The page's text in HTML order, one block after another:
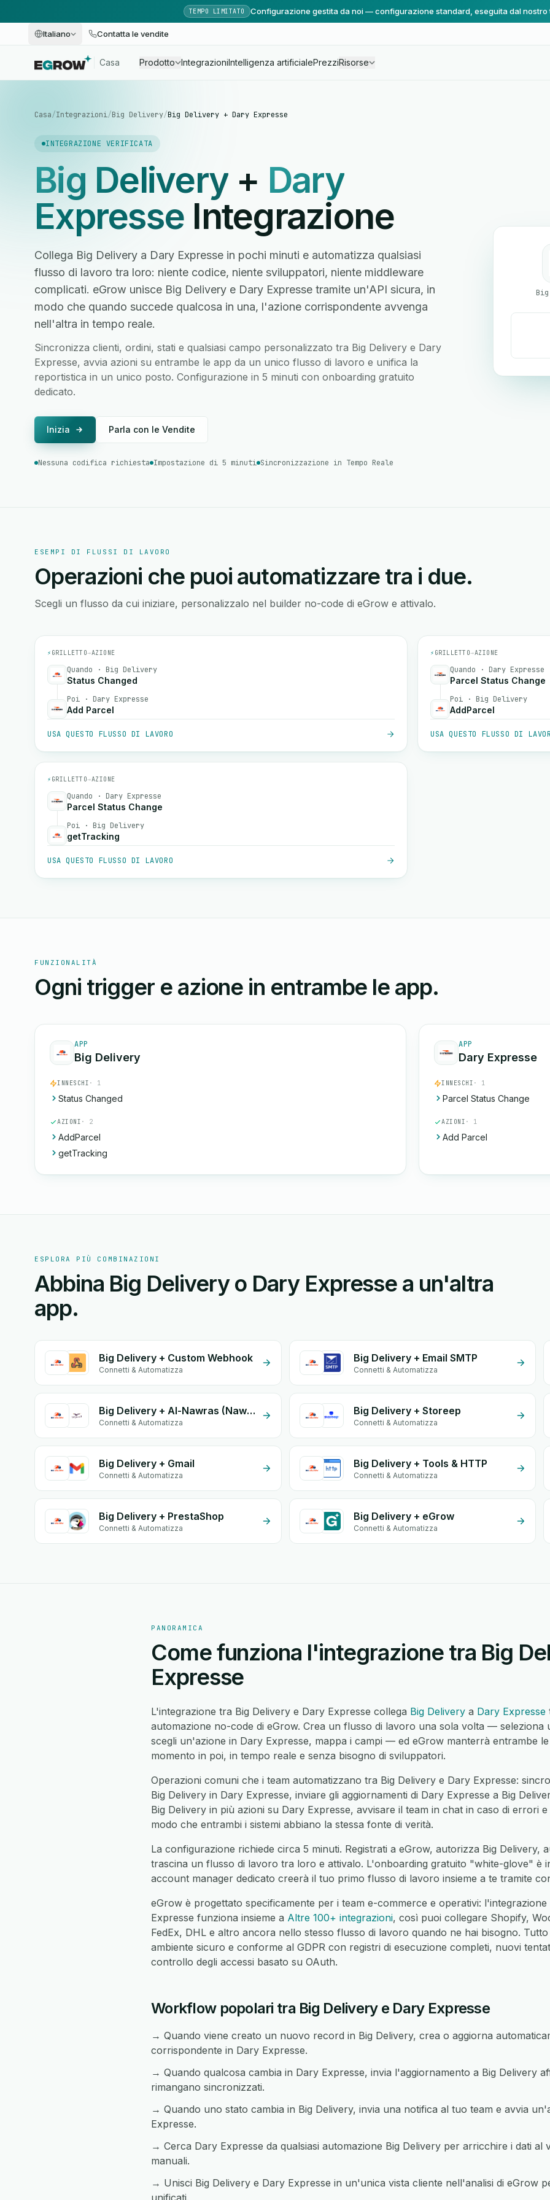
TEMPO LIMITATO Configurazione gestita da noi — configurazione standard, eseguita dal nostro
Italiano Contatta le vendite
Casa Prodotto IntegrazioniIntelligenza artificialePrezziRisorse
Casa/Integrazioni/Big Delivery/Big Delivery + Dary Expresse
INTEGRAZIONE VERIFICATA
Big Delivery + Dary
Expresse Integrazione
Collega Big Delivery a Dary Expresse in pochi minuti e automatizza qualsiasi
flusso di lavoro tra loro: niente codice, niente sviluppatori, niente middleware
complicati. eGrow unisce Big Delivery e Dary Expresse tramite un'API sicura, in
modo che quando succede qualcosa in una, l'azione corrispondente avvenga
nell'altra in tempo reale.
Sincronizza clienti, ordini, stati e qualsiasi campo personalizzato tra Big Delivery e Dary
Expresse, avvia azioni su entrambe le app da un unico flusso di lavoro e unifica la
reportistica in un unico posto. Configurazione in 5 minuti con onboarding gratuito
dedicato.
Inizia Parla con le Vendite
Nessuna codifica richiesta Impostazione di 5 minuti Sincronizzazione in Tempo Reale
ESEMPI DI FLUSSI DI LAVORO
Operazioni che puoi automatizzare tra i due.
Scegli un flusso da cui iniziare, personalizzalo nel builder no-code di eGrow e attivalo.
⚡ GRILLETTO→AZIONE
Quando · Big Delivery
Status Changed
Poi · Dary Expresse
Add Parcel
USA QUESTO FLUSSO DI LAVORO
⚡ GRILLETTO→AZIONE
Quando · Dary Expresse
Parcel Status Change
Poi · Big Delivery
AddParcel
USA QUESTO FLUSSO DI
⚡ GRILLETTO→AZIONE
Quando · Dary Expresse
Parcel Status Change
Poi · Big Delivery
getTracking
USA QUESTO FLUSSO DI LAVORO
FUNZIONALITÀ
Ogni trigger e azione in entrambe le app.
APP
Big Delivery
INNESCHI · 1
Status Changed
AZIONI · 2
AddParcel
getTracking
APP
Dary Expresse
INNESCHI · 1
Parcel Status Change
AZIONI · 1
Add Parcel
ESPLORA PIÙ COMBINAZIONI
Abbina Big Delivery o Dary Expresse a un'altra
app.
Big Delivery + Custom Webhook
Connetti & Automatizza
Big Delivery + Email SMTP
Connetti & Automatizza
Big Delivery + Al-Nawras (Nawris)
Connetti & Automatizza
Big Delivery + Storeep
Connetti & Automatizza
Big Delivery + Gmail
Connetti & Automatizza
Big Delivery + Tools & HTTP
Connetti & Automatizza
Big Delivery + PrestaShop
Connetti & Automatizza
Big Delivery + eGrow
Connetti & Automatizza
PANORAMICA
Come funziona l'integrazione tra Big
Expresse
L'integrazione tra Big Delivery e Dary Expresse collega Big Delivery a Dary Expresse
automazione no-code di eGrow. Crea un flusso di lavoro una sola volta — seleziona
scegli un'azione in Dary Expresse, mappa i campi — ed eGrow manterrà entrambe
momento in poi, in tempo reale e senza bisogno di sviluppatori.
Operazioni comuni che i team automatizzano tra Big Delivery e Dary Expresse:
Big Delivery in Dary Expresse, inviare gli aggiornamenti di Dary Expresse a Big
Big Delivery in più azioni su Dary Expresse, avvisare il team in chat in caso di errori
modo che entrambi i sistemi abbiano la stessa fonte di verità.
La configurazione richiede circa 5 minuti. Registrati a eGrow, autorizza Big Delivery,
trascina un flusso di lavoro tra loro e attivalo. L'onboarding gratuito "white-glove" è
account manager dedicato creerà il tuo primo flusso di lavoro insieme a te tramite
eGrow è progettato specificamente per i team e-commerce e operativi:
Expresse funziona insieme a Altre 100+ integrazioni, così puoi collegare Shopify,
FedEx, DHL e altro ancora nello stesso flusso di lavoro quando ne hai bisogno.
ambiente sicuro e conforme al GDPR con registri di esecuzione completi, nuovi
controllo degli accessi basato su OAuth.
Workflow popolari tra Big Delivery e Dary Expresse
→ Quando viene creato un nuovo record in Big Delivery, crea o aggiorna
corrispondente in Dary Expresse.
→ Quando qualcosa cambia in Dary Expresse, invia l'aggiornamento a Big Delivery
rimangano sincronizzati.
→ Quando uno stato cambia in Big Delivery, invia una notifica al tuo team e avvia
Expresse.
→ Cerca Dary Expresse da qualsiasi automazione Big Delivery per arricchire i dati al
manuali.
→ Unisci Big Delivery e Dary Expresse in un'unica vista cliente nell'analisi di eGrow
unificati.